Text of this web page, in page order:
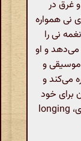
غرق در
نی همواره
نی را
می‌دهد و او
موسیقی و
می‌کند و
برای خود
آرزو می‌کند. شعر در کل آکنده از حس دوری، longing